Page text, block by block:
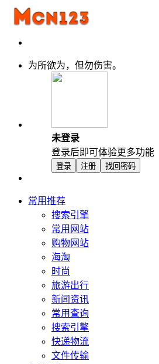
为所欲为，但勿伤害。
未登录
登录后即可体验更多功能
登录 注册 找回密码
常用推荐
搜索引擎
常用网站
购物网站
海淘
时尚
旅游出行
新闻资讯
常用查询
搜索引擎
快递物流
文件传输